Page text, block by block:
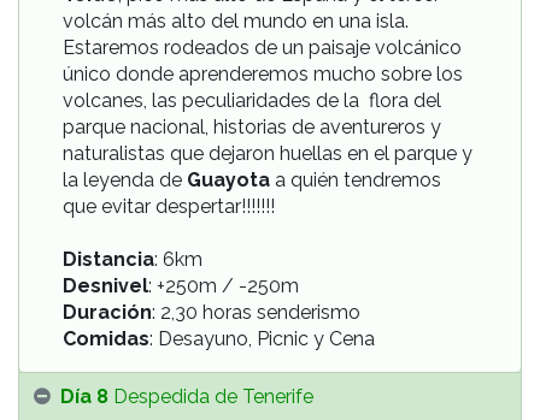
volcán más alto del mundo en una isla.
Estaremos rodeados de un paisaje volcánico
único donde aprenderemos mucho sobre los
volcanes, las peculiaridades de la flora del
parque nacional, historias de aventureros y
naturalistas que dejaron huellas en el parque y
la leyenda de Guayota a quién tendremos
que evitar despertar!!!!!!!
Distancia: 6km
Desnivel: +250m / -250m
Duración: 2,30 horas senderismo
Comidas: Desayuno, Picnic y Cena
Día 8 Despedida de Tenerife